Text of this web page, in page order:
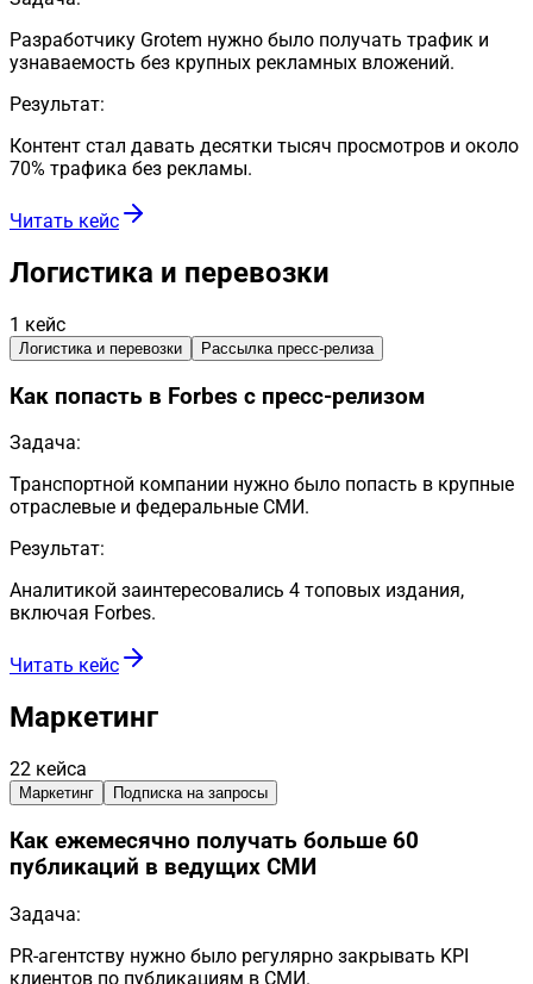
Разработчику Grotem нужно было получать трафик и
узнаваемость без крупных рекламных вложений.
Результат:
Контент стал давать десятки тысяч просмотров и около
70% трафика без рекламы.
Читать кейс
Логистика и перевозки
1 кейс
Логистика и перевозки Рассылка пресс-релиза
Как попасть в Forbes с пресс-релизом
Задача:
Транспортной компании нужно было попасть в крупные
отраслевые и федеральные СМИ.
Результат:
Аналитикой заинтересовались 4 топовых издания,
включая Forbes.
Читать кейс
Маркетинг
22 кейса
Маркетинг Подписка на запросы
Как ежемесячно получать больше 60
публикаций в ведущих СМИ
Задача:
PR-агентству нужно было регулярно закрывать KPI
клиентов по публикациям в СМИ.